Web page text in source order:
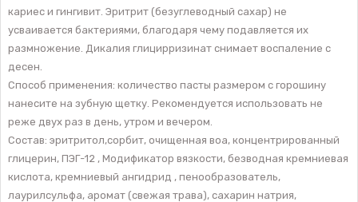
кариес и гингивит. Эритрит (безуглеводный сахар) не
усваивается бактериями, благодаря чему подавляется их
размножение. Дикалия глицирризинат снимает воспаление с
десен.
Способ применения: количество пасты размером с горошину
нанесите на зубную щетку. Рекомендуется использовать не
реже двух раз в день, утром и вечером.
Состав: эритритол,сорбит, очищенная воа, концентрированный
глицерин, ПЭГ-12 , Модификатор вязкости, безводная кремниевая
кислота, кремниевый ангидрид , пенообразователь,
лаурилсульфа, аромат (свежая трава), сахарин натрия,